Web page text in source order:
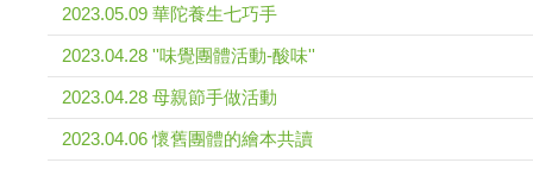
2023.05.09 華陀養生七巧手
2023.04.28 ''味覺團體活動-酸味''
2023.04.28 母親節手做活動
2023.04.06 懷舊團體的繪本共讀